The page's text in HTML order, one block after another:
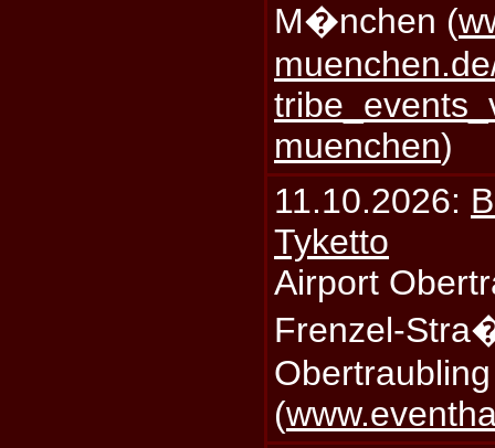
M�nchen (
muenchen)
11.10.2026:
Tyketto
Airport
Frenzel-
(